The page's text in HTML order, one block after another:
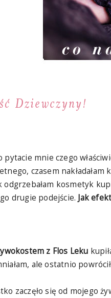
pytacie mnie czego
czasem nakładałam
odgrzebałam kosmetyk
drugie podejście. Jak
z Flos Leku
ale ostatnio
zaczęło się od mojego